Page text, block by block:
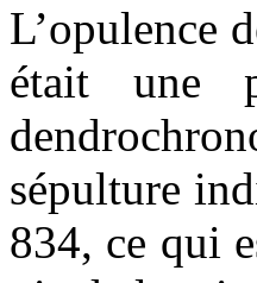
L’opulence
était une
sépulture
834, ce qui